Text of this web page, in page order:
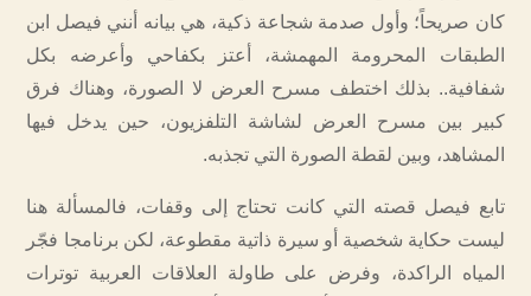
كان صريحاً؛ وأول صدمة شجاعة ذكية، هي بيانه أنني فيصل ابن
الطبقات المحرومة المهمشة، أعتز بكفاحي وأعرضه بكل
شفافية.. بذلك اختطف مسرح العرض لا الصورة، وهناك فرق
كبير بين مسرح العرض لشاشة التلفزيون، حين يدخل فيها
المشاهد، وبين لقطة الصورة التي تجذبه.
تابع فيصل قصته التي كانت تحتاج إلى وقفات، فالمسألة هنا
ليست حكاية شخصية أو سيرة ذاتية مقطوعة، لكن برنامجا فجّر
المياه الراكدة، وفرض على طاولة العلاقات العربية توترات